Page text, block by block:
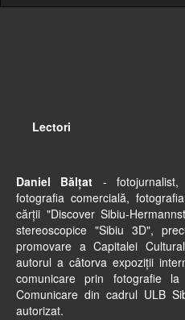
Lectori
Daniel Bălțat -
fotografia comercială,
cărții "Discover Sibiu-
stereoscopice "Sibiu 3D",
promovare a Capitalei
autorul a câtorva expoziții
comunicare prin fotografie
Comunicare din cadrul ULB
autorizat.